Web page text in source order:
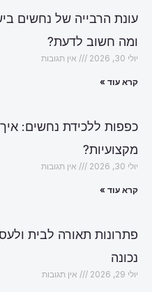
עונת הרבייה של נחשים
ומה חשוב לדעת?
יולי 30, 2026 אין תגובות
קרא עוד »
כפפות ללכידת נחשים:
מקצועיות?
יולי 30, 2026 אין תגובות
קרא עוד »
פתרונות תאורה לבית
נכונה
יולי 29, 2026 אין תגובות